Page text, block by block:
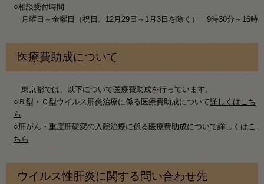
○相談受付時間
月曜日～金曜日（祝日、12月29日～1月3日を除く） 9時30分～16時
医療費助成について
東京都では、以下について医療費助成を行っています。
○Ｂ型・Ｃ型ウイルス肝炎治療に係る医療費助成について詳しくはこち
ら
○肝がん・重度肝硬変の入院治療に係る医療費助成について詳しくはこ
ちら
ウイルス性肝炎に関する問い合わせ先